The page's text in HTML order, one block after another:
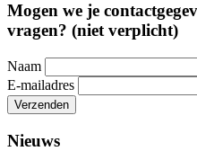
Mogen we je
vragen? (niet verplicht)
Naam
E-mailadres
Verzenden
Nieuws